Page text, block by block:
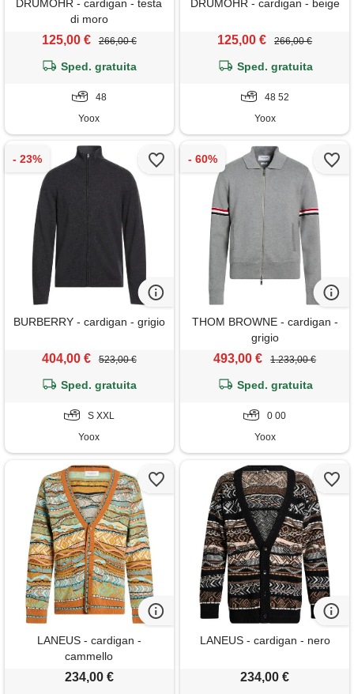
DRUMOHR - cardigan - testa
di moro
125,00 € 266,00 €
Sped. gratuita
48
Yoox
DRUMOHR - cardigan - beige
125,00 € 266,00 €
Sped. gratuita
48 52
Yoox
BURBERRY - cardigan - grigio
404,00 € 523,00 €
Sped. gratuita
S XXL
Yoox
THOM BROWNE - cardigan -
grigio
493,00 € 1.233,00 €
Sped. gratuita
0 00
Yoox
LANEUS - cardigan -
cammello
234,00 €
LANEUS - cardigan - nero
234,00 €